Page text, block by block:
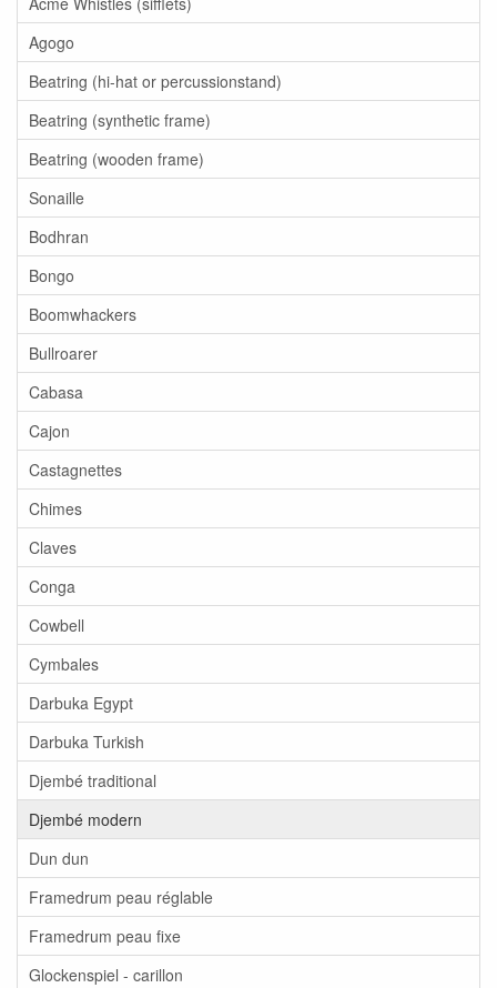
Agogo
Beatring (hi-hat or percussionstand)
Beatring (synthetic frame)
Beatring (wooden frame)
Sonaille
Bodhran
Bongo
Boomwhackers
Bullroarer
Cabasa
Cajon
Castagnettes
Chimes
Claves
Conga
Cowbell
Cymbales
Darbuka Egypt
Darbuka Turkish
Djembé traditional
Djembé modern
Dun dun
Framedrum peau réglable
Framedrum peau fixe
Glockenspiel - carillon